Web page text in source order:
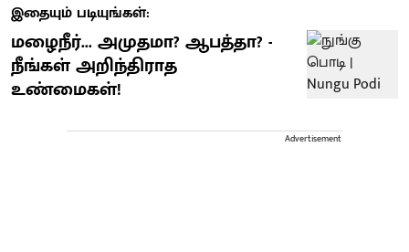
இதையும் படியுங்கள்:
மழைநீர்... அமுதமா? ஆபத்தா? -
நீங்கள் அறிந்திராத
உண்மைகள்!
Advertisement